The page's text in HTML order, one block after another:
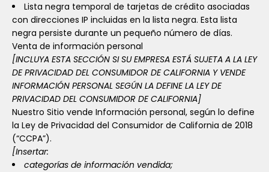
Lista negra temporal de tarjetas de crédito asociadas
con direcciones IP incluidas en la lista negra. Esta lista
negra persiste durante un pequeño número de días.
Venta de información personal
[INCLUYA ESTA SECCIÓN SI SU EMPRESA ESTÁ SUJETA A LA LEY
DE PRIVACIDAD DEL CONSUMIDOR DE CALIFORNIA Y VENDE
INFORMACIÓN PERSONAL SEGÚN LA DEFINE LA LEY DE
PRIVACIDAD DEL CONSUMIDOR DE CALIFORNIA]
Nuestro Sitio vende Información personal, según lo define
la Ley de Privacidad del Consumidor de California de 2018
(“CCPA”).
[Insertar:
categorías de información vendida;